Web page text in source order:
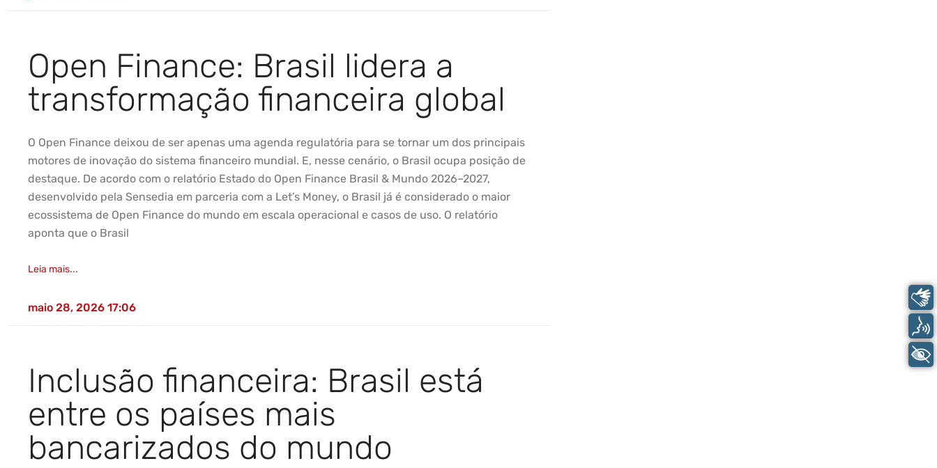
Open Finance: Brasil lidera a
transformação financeira global
O Open Finance deixou de ser apenas uma agenda regulatória para se tornar um dos principais
motores de inovação do sistema financeiro mundial. E, nesse cenário, o Brasil ocupa posição de
destaque. De acordo com o relatório Estado do Open Finance Brasil & Mundo 2026–2027,
desenvolvido pela Sensedia em parceria com a Let’s Money, o Brasil já é considerado o maior
ecossistema de Open Finance do mundo em escala operacional e casos de uso. O relatório
aponta que o Brasil
Leia mais...
maio 28, 2026 17:06
Inclusão financeira: Brasil está
entre os países mais
bancarizados do mundo